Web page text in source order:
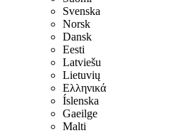
Svenska
Norsk
Dansk
Eesti
Latviešu
Lietuvių
Ελληνικά
Íslenska
Gaeilge
Malti